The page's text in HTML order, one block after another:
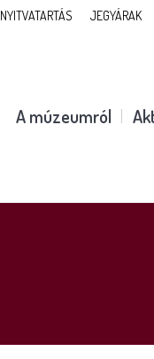
NYITVATARTÁS JEGYÁRAK
A múzeumról